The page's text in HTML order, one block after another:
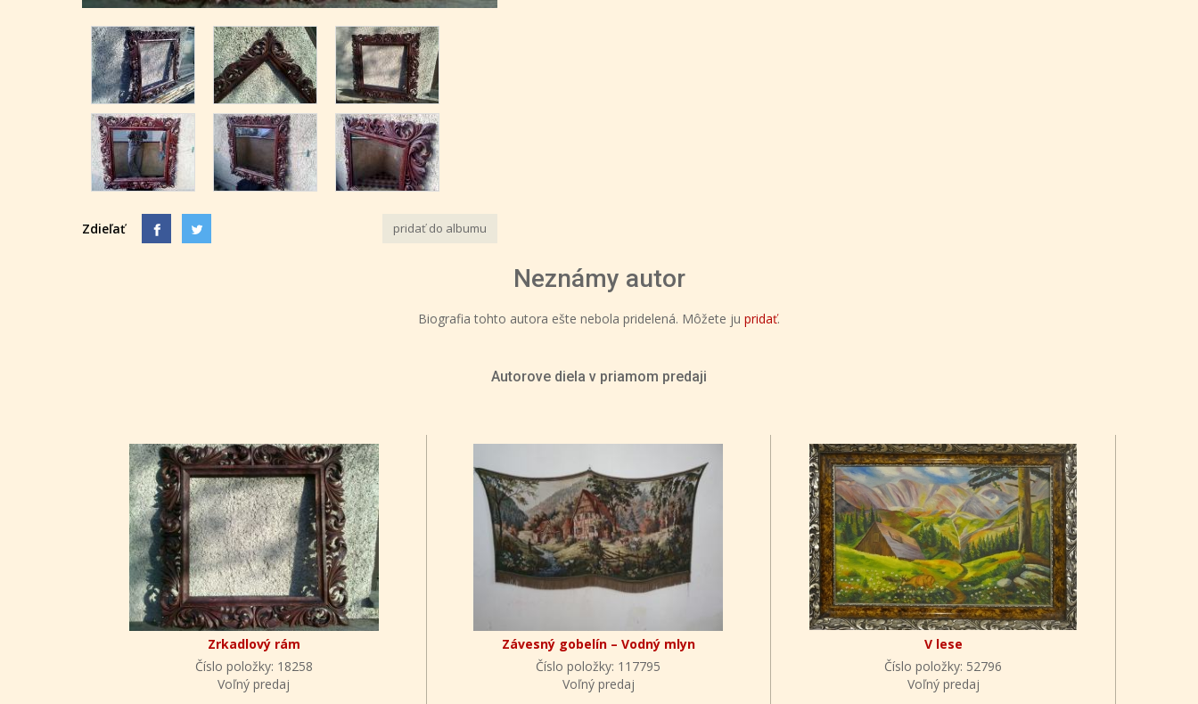
Zdieľať pridať do albumu
Neznámy autor
Biografia tohto autora ešte nebola pridelená. Môžete ju pridať.
Autorove diela v priamom predaji
Zrkadlový rám
Číslo položky: 18258
Voľný predaj
Závesný gobelín – Vodný mlyn
Číslo položky: 117795
Voľný predaj
V lese
Číslo položky: 52796
Voľný predaj